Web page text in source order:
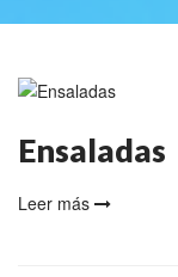
Ensaladas
Leer más